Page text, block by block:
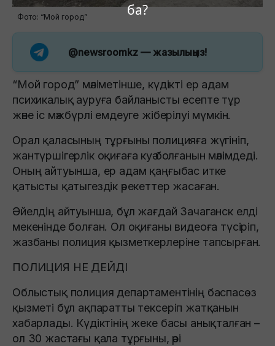
ба?
Фото: “Мой город”
@newsroomkz — жазылыңыз!
“Мой город” мәліметінше, күдікті ер адам
психикалық ауруға байланысты есепте тұр
және іс мәжбүрлі емдеуге жіберілуі мүмкін.
Орал қаласының тұрғыны полицияға жүгініп,
жантүршігерлік оқиғаға куә болғанын мәлімдеді.
Оның айтуынша, ер адам қаңғыбас итке
қатысты қатыгездік әрекеттер жасаған.
Әйелдің айтуынша, бұл жағдай Зачаганск елді
мекенінде болған. Ол оқиғаны видеоға түсіріп,
жазбаны полиция қызметкерлеріне тапсырған.
ПОЛИЦИЯ НЕ ДЕЙДІ
Облыстық полиция департаментінің баспасөз
қызметі бұл ақпаратты тексеріп жатқанын
хабарлады. Күдіктінің жеке басы анықталған –
ол 30 жастағы қала тұрғыны, әрі